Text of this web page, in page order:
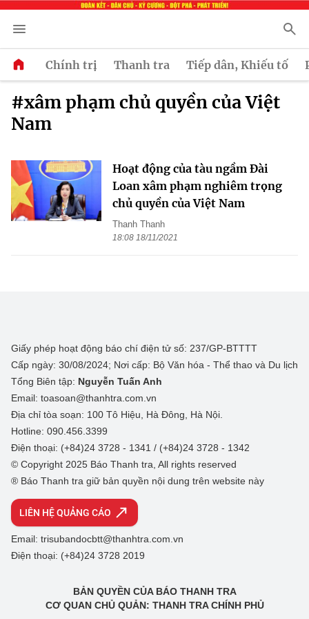
Chính trị Thanh tra Tiếp dân, Khiếu tố
#xâm phạm chủ quyền của Việt
Nam
Hoạt động của tàu ngầm Đài
Loan xâm phạm nghiêm trọng
chủ quyền của Việt Nam
Thanh Thanh
18:08 18/11/2021
Giấy phép hoạt động báo chí điện tử số: 237/GP-BTTTT
Cấp ngày: 30/08/2024; Nơi cấp: Bộ Văn hóa - Thể thao và Du lịch
Tổng Biên tập: Nguyễn Tuấn Anh
Email: toasoan@thanhtra.com.vn
Địa chỉ tòa soạn: 100 Tô Hiệu, Hà Đông, Hà Nội.
Hotline: 090.456.3399
Điện thoại: (+84)24 3728 - 1341 / (+84)24 3728 - 1342
© Copyright 2025 Báo Thanh tra, All rights reserved
® Báo Thanh tra giữ bản quyền nội dung trên website này
LIÊN HỆ QUẢNG CÁO
Email: trisubandocbtt@thanhtra.com.vn
Điện thoại: (+84)24 3728 2019
BẢN QUYỀN CỦA BÁO THANH TRA
CƠ QUAN CHỦ QUẢN: THANH TRA CHÍNH PHỦ